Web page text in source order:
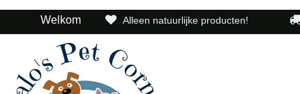
Welkom Alleen natuurlijke producten!